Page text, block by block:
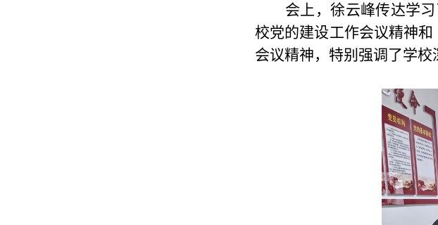
会上，徐云峰传达学
校党的建设工作会议精神
会议精神，特别强调了学校